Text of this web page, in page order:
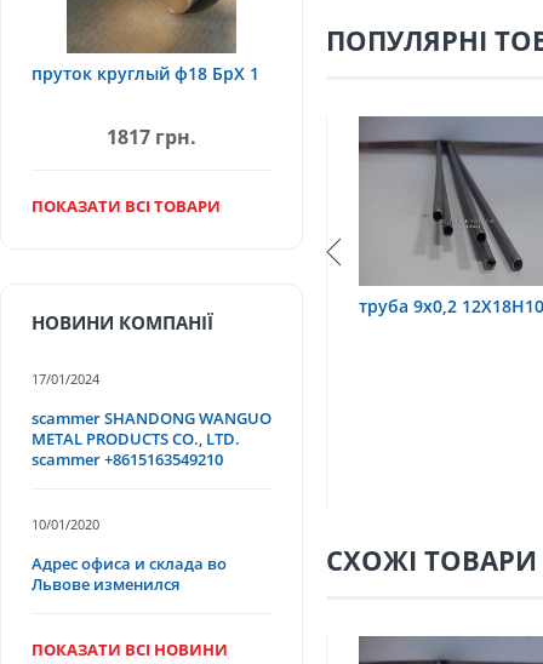
ПОПУЛЯРНІ
труба
СХОЖІ ТОВАРИ
пруток круглый ф18 БрХ 1
1817 грн.
ПОКАЗАТИ ВСІ ТОВАРИ
НОВИНИ КОМПАНІЇ
17/01/2024
scammer SHANDONG WANGUO
METAL PRODUCTS CO., LTD.
scammer +8615163549210
10/01/2020
Адрес офиса и склада во
Львове изменился
ПОКАЗАТИ ВСІ НОВИНИ